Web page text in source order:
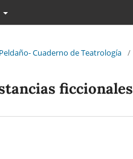
Cuaderno de Teatrología /
ficcionales